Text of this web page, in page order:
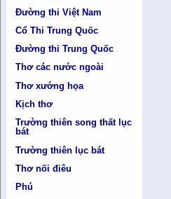
Đường thi Việt Nam
Cổ Thi Trung Quốc
Đường thi Trung Quốc
Thơ các nước ngoài
Thơ xướng họa
Kịch thơ
Trường thiên song thất lục
bát
Trường thiên lục bát
Thơ nối điêu
Phú